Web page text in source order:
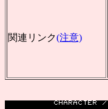
関連リンク(注意)